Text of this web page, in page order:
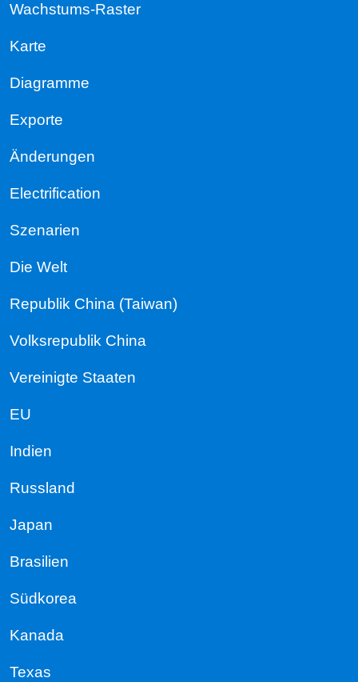
Wachstums-Raster
Karte
Diagramme
Exporte
Änderungen
Electrification
Szenarien
Die Welt
Republik China (Taiwan)
Volksrepublik China
Vereinigte Staaten
EU
Indien
Russland
Japan
Brasilien
Südkorea
Kanada
Texas